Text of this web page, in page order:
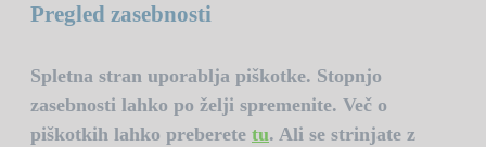
Pregled zasebnosti
Spletna stran uporablja piškotke. Stopnjo
zasebnosti lahko po želji spremenite. Več o
piškotkih lahko preberete tu. Ali se strinjate z